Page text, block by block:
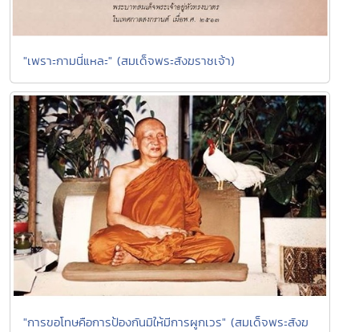
"เพราะกามนี่แหละ" (สมเด็จพระสังฆราชเจ้า)
"การขอโทษคือการป้องกันมิให้มีการผูกเวร" (สมเด็จพระสังฆ